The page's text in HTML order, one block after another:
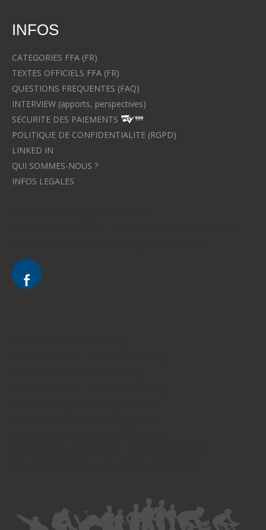
INFOS
CATEGORIES FFA (FR)
TEXTES OFFICIELS FFA (FR)
QUESTIONS FREQUENTES (FAQ)
INTERVIEW (apports, perspectives)
SECURITE DES PAIEMENTS
POLITIQUE DE CONFIDENTIALITE (RGPD)
LINKED IN
QUI SOMMES-NOUS ?
INFOS LEGALES